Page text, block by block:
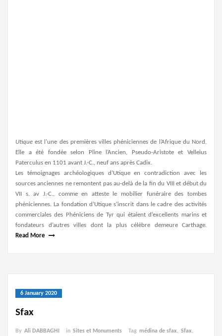
Utique est l’une des premières villes phéniciennes de l’Afrique du Nord.
Elle a été fondée selon Pline l’Ancien, Pseudo-Aristote et Velleius
Paterculus en 1101 avant J.-C., neuf ans après Cadix.
Les témoignages archéologiques d’Utique en contradiction avec les
sources anciennes ne remontent pas au-delà de la fin du VIII et début du
VII s. av J.-C., comme en atteste le mobilier funéraire des tombes
phéniciennes. La fondation d’Utique s’inscrit dans le cadre des activités
commerciales des Phéniciens de Tyr qui étaient d’excellents marins et
fondateurs d’autres villes dont la plus célèbre demeure Carthage.
Read More
6 January 2020
Sfax
By Ali DABBAGHI in Sites et Monuments Tag médina de sfax, Sfax,